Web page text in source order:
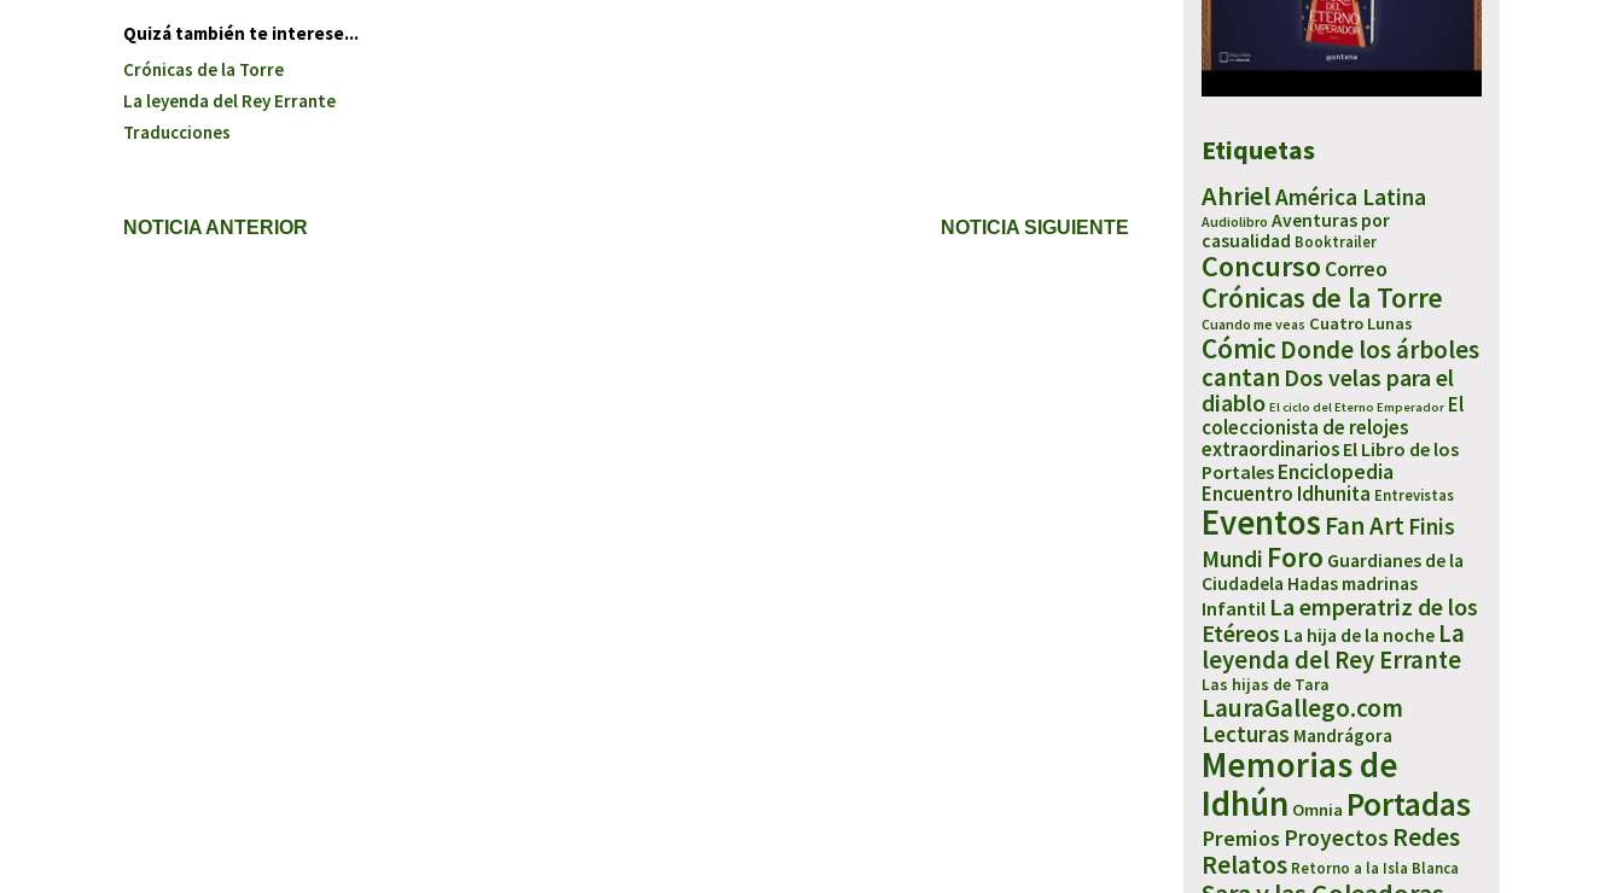
Quizá también te interese...
Crónicas de la Torre
La leyenda del Rey Errante
Traducciones
NOTICIA ANTERIOR NOTICIA SIGUIENTE
Etiquetas
AhrielAmérica Latina
Audiolibro Aventuras por
casualidad Booktrailer
Concurso Correo
Crónicas de la Torre
Cuando me veas Cuatro Lunas
Cómic Donde los árboles
cantan Dos velas para el
diablo El ciclo del Eterno Emperador El
coleccionista de relojes
extraordinarios El Libro de los
Portales Enciclopedia
Encuentro Idhunita Entrevistas
Eventos Fan Art Finis
Mundi Foro Guardianes de la
Ciudadela Hadas madrinas
Infantil La emperatriz de los
Etéreos La hija de la noche La
leyenda del Rey Errante
Las hijas de Tara
LauraGallego.com
Lecturas Mandrágora
Memorias de
Idhún Omnia Portadas
Premios Proyectos Redes
Relatos Retorno a la Isla Blanca